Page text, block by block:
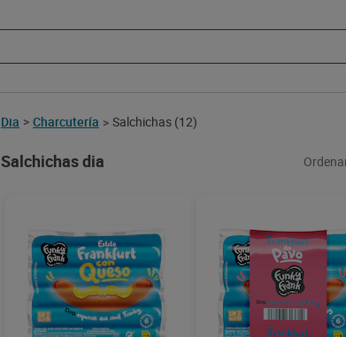
Dia > Charcutería > Salchichas (12)
Salchichas dia